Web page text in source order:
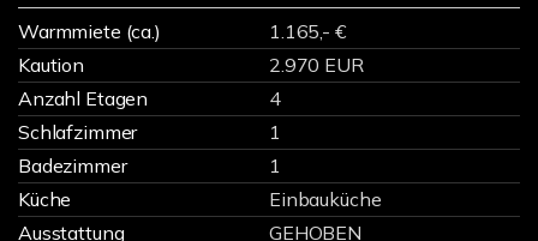
Warmmiete (ca.)
1.165,- €
Kaution
2.970 EUR
Anzahl Etagen
4
Schlafzimmer
1
Badezimmer
1
Küche
Einbauküche
Ausstattung
GEHOBEN